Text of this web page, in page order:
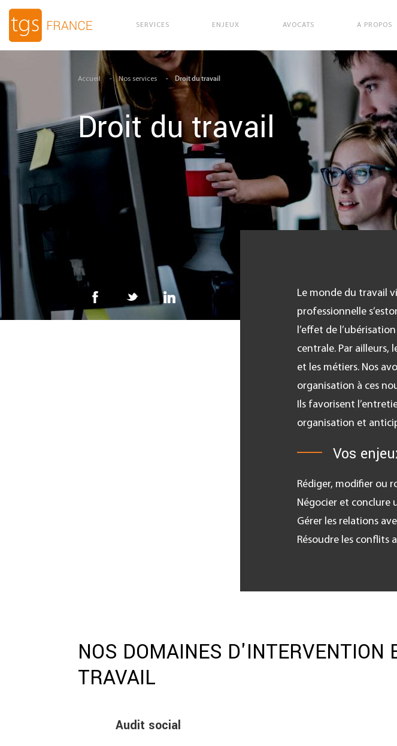
Aller au contenu principal
SERVICES ENJEUX AVOCATS A PROPOS
Accueil Nos services Droit du travail
Droit du travail
Le monde du travail
professionnelle
l’effet de
centrale. Par ailleurs,
et les métiers. Nos
organisation à ces
Ils favorisent
organisation et
Vos
Rédiger, modifier ou
Négocier et conclure
Gérer les relations
Résoudre les conflits
NOS DOMAINES D'INTERVENTION
TRAVAIL
Audit social